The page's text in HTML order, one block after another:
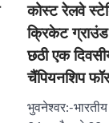
कोस्ट रेलवे
क्रिकेट
छठी एक
चैंपियनशिप
भुवनेश्वर:-